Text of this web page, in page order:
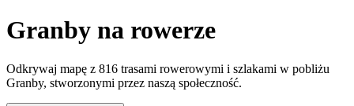
Granby na rowerze
Odkrywaj mapę z 816 trasami rowerowymi i szlakami w pobliżu
Granby, stworzonymi przez naszą społeczność.